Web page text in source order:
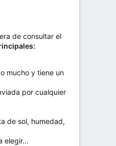
de consultar el
mucho y tiene un
por cualquier
de sol, humedad,
elegir…